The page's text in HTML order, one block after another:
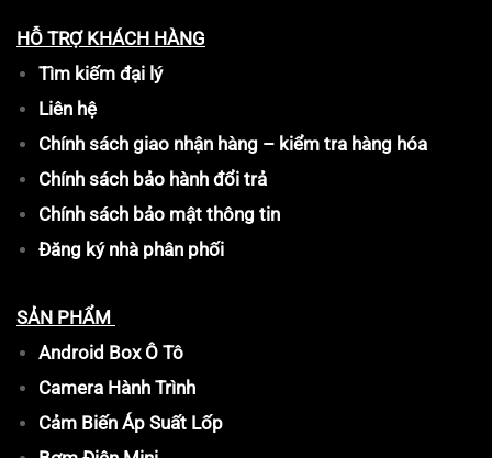
HỖ TRỢ KHÁCH HÀNG
Tìm kiếm đại lý
Liên hệ
Chính sách giao nhận hàng – kiểm tra hàng hóa
Chính sách bảo hành đổi trả
Chính sách bảo mật thông tin
Đăng ký nhà phân phối
SẢN PHẨM
Android Box Ô Tô
Camera Hành Trình
Cảm Biến Áp Suất Lốp